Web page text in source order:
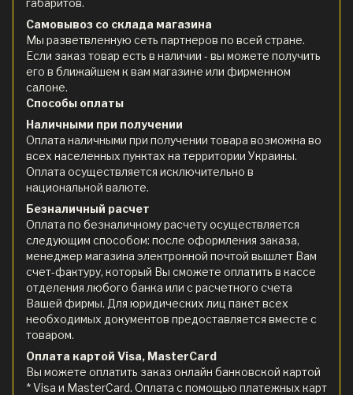
Самовывоз со склада магазина
Мы разветвленную сеть партнеров по всей стране.
Если заказ товар есть в наличии - вы можете получить
его в ближайшем к вам магазине или фирменном
салоне.
Способы оплаты
Наличными при получении
Оплата наличными при получении товара возможна во
всех населенных пунктах на территории Украины.
Оплата осуществляется исключительно в
национальной валюте.
Безналичный расчет
Оплата по безналичному расчету осуществляется
следующим способом: после оформления заказа,
менеджер магазина электронной почтой вышлет Вам
счет-фактуру, который Вы сможете оплатить в кассе
отделения любого банка или с расчетного счета
Вашей фирмы. Для юридических лиц пакет всех
необходимых документов предоставляется вместе с
товаром.
Оплата картой Visa, MasterCard
Вы можете оплатить заказ онлайн банковской картой
* Visa и MasterCard. Оплата с помощью платежных карт